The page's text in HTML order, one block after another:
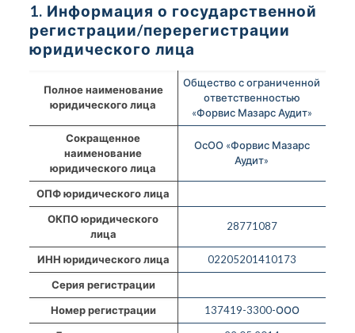
1. Информация о государственной
регистрации/перерегистрации
юридического лица
Полное наименование
юридического лица
Общество с ограниченной
ответственностью
«Форвис Мазарс Аудит»
Сокращенное
наименование
юридического лица
ОсОО «Форвис Мазарс
Аудит»
ОПФ юридического лица
ОКПО юридического
лица
28771087
ИНН юридического лица
02205201410173
Серия регистрации
Номер регистрации
137419-3300-ООО